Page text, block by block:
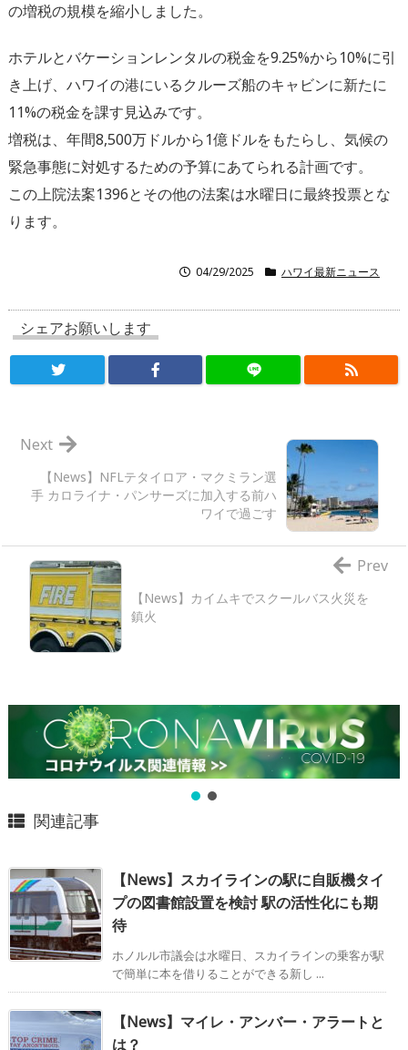
の増税の規模を縮小しました。
ホテルとバケーションレンタルの税金を9.25%から10%に引
き上げ、 ハワイの港にいるクルーズ船のキャビンに新たに
11%の税金を課す見込みです。
増税は、年間8,500万ドルから1億ドルをもたらし、 気候の
緊急事態に対処するための予算にあてられる計画です。
この上院法案1396とその他の法案は水曜日に最終投票とな
ります。
04/29/2025 ハワイ最新ニュース
シェアお願いします
【News】NFLテタイロア・マクミラン選
手 カロライナ・パンサーズに加入する前ハ
ワイで過ごす
Next
【News】カイムキでスクールバス火災を
鎮火
Prev
関連記事
【News】スカイラインの駅に自販機タイ
プの図書館設置を検討 駅の活性化にも期
待
ホノルル市議会は水曜日、スカイラインの乗客が駅
で簡単に本を借りることができる新し ...
【News】マイレ・アンバー・アラートと
は？